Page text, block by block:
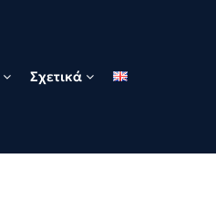
Σχετικά